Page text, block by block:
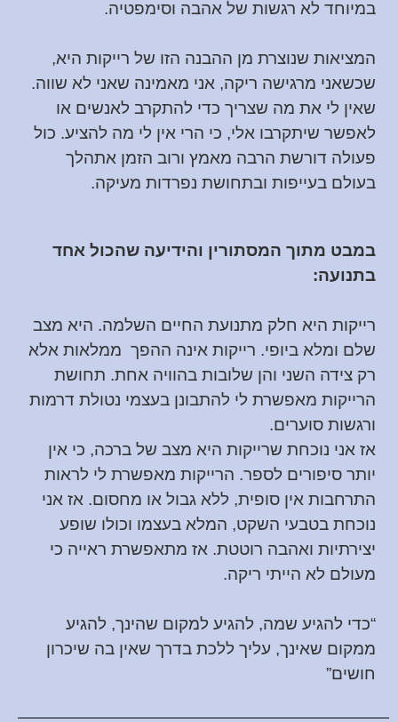
במיוחד לא רגשות של אהבה וסימפטיה.
המציאות שנוצרת מן ההבנה הזו של רייקות היא,
שכשאני מרגישה ריקה, אני מאמינה שאני לא שווה.
שאין לי את מה שצריך כדי להתקרב לאנשים או
לאפשר שיתקרבו אלי, כי הרי אין לי מה להציע. כול
פעולה דורשת הרבה מאמץ ורוב הזמן אתהלך
בעולם בעייפות ובתחושת נפרדות מעיקה.
במבט מתוך המסתורין והידיעה שהכול אחד
בתנועה:
רייקות היא חלק מתנועת החיים השלמה. היא מצב
שלם ומלא ביופי. רייקות אינה ההפך ממלאות אלא
רק צידה השני והן שלובות בהוויה אחת. תחושת
הרייקות מאפשרת לי להתבונן בעצמי נטולת דרמות
ורגשות סוערים.
אז אני נוכחת שרייקות היא מצב של ברכה, כי אין
יותר סיפורים לספר. הרייקות מאפשרת לי לראות
התרחבות אין סופית, ללא גבול או מחסום. אז אני
נוכחת בטבעי השקט, המלא בעצמו וכולו שופע
יצירתיות ואהבה רוטטת. אז מתאפשרת ראייה כי
מעולם לא הייתי ריקה.
“כדי להגיע שמה, להגיע למקום שהינך, להגיע
ממקום שאינך, עליך ללכת בדרך שאין בה שיכרון
חושים”